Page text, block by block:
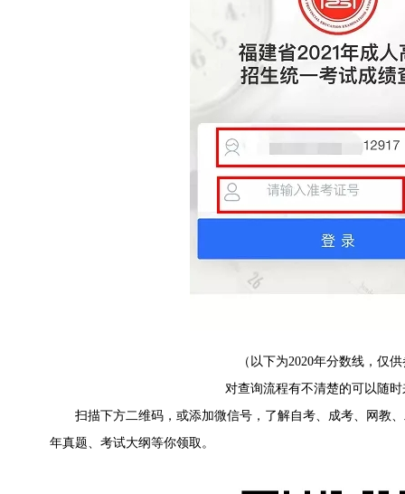
（以下为2020年分数线，仅
对查询流程有不清楚的可以随
扫描下方二维码，或添加微信号，了解自考、成考、网教、
年真题、考试大纲等你领取。